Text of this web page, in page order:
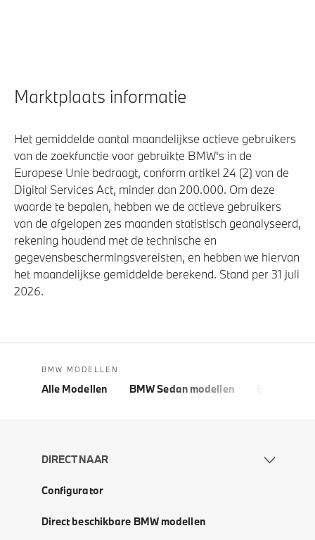
Marktplaats informatie
Het gemiddelde aantal maandelijkse actieve gebruikers
van de zoekfunctie voor gebruikte BMW's in de
Europese Unie bedraagt, conform artikel 24 (2) van de
Digital Services Act, minder dan 200.000. Om deze
waarde te bepalen, hebben we de actieve gebruikers
van de afgelopen zes maanden statistisch geanalyseerd,
rekening houdend met de technische en
gegevensbeschermingsvereisten, en hebben we hiervan
het maandelijkse gemiddelde berekend. Stand per 31 juli
2026.
BMW MODELLEN
Alle Modellen BMW Sedan modellen
DIRECT NAAR
Configurator
Direct beschikbare BMW modellen